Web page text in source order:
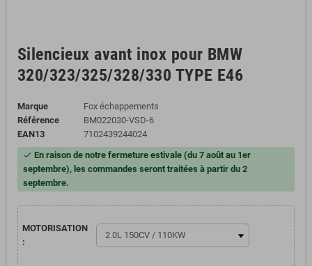
Silencieux avant inox pour BMW
320/323/325/328/330 TYPE E46
Marque
Fox échappements
Référence
BM022030-VSD-6
EAN13
7102439244024
check En raison de notre fermeture estivale (du 7 août au 1er
septembre), les commandes seront traitées à partir du 2
septembre.
MOTORISATION
: